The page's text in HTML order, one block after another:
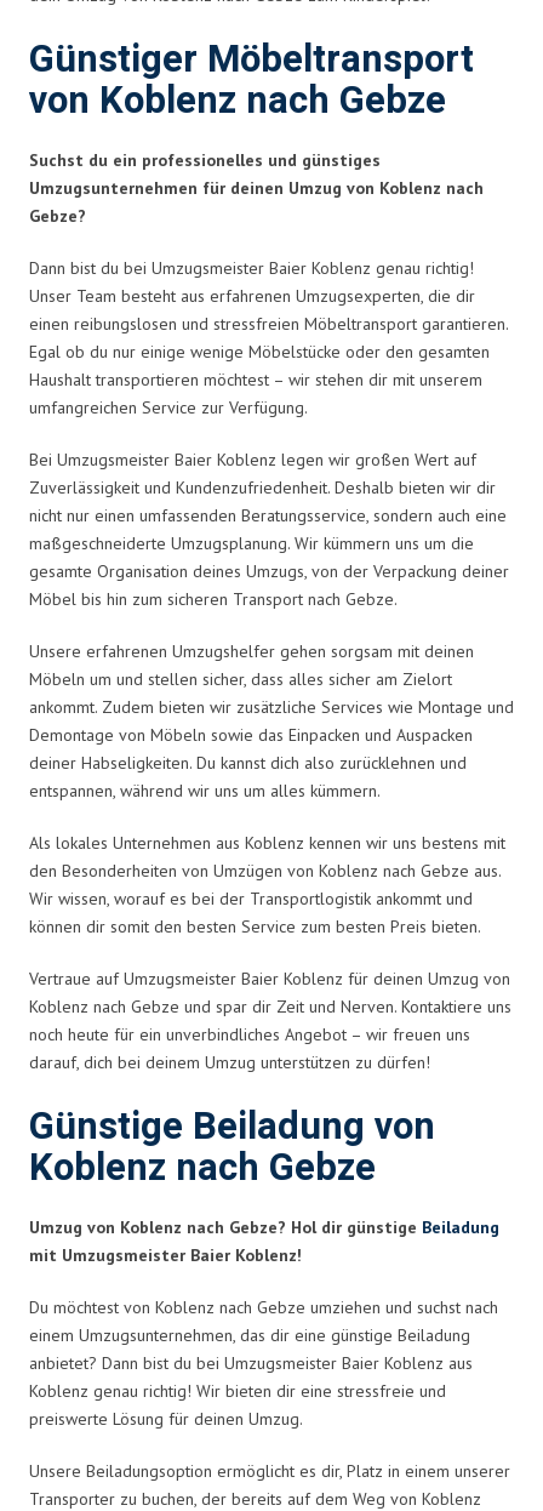
Günstiger Möbeltransport
von Koblenz nach Gebze
Suchst du ein professionelles und günstiges
Umzugsunternehmen für deinen Umzug von Koblenz nach
Gebze?
Dann bist du bei Umzugsmeister Baier Koblenz genau richtig!
Unser Team besteht aus erfahrenen Umzugsexperten, die dir
einen reibungslosen und stressfreien Möbeltransport garantieren.
Egal ob du nur einige wenige Möbelstücke oder den gesamten
Haushalt transportieren möchtest – wir stehen dir mit unserem
umfangreichen Service zur Verfügung.
Bei Umzugsmeister Baier Koblenz legen wir großen Wert auf
Zuverlässigkeit und Kundenzufriedenheit. Deshalb bieten wir dir
nicht nur einen umfassenden Beratungsservice, sondern auch eine
maßgeschneiderte Umzugsplanung. Wir kümmern uns um die
gesamte Organisation deines Umzugs, von der Verpackung deiner
Möbel bis hin zum sicheren Transport nach Gebze.
Unsere erfahrenen Umzugshelfer gehen sorgsam mit deinen
Möbeln um und stellen sicher, dass alles sicher am Zielort
ankommt. Zudem bieten wir zusätzliche Services wie Montage und
Demontage von Möbeln sowie das Einpacken und Auspacken
deiner Habseligkeiten. Du kannst dich also zurücklehnen und
entspannen, während wir uns um alles kümmern.
Als lokales Unternehmen aus Koblenz kennen wir uns bestens mit
den Besonderheiten von Umzügen von Koblenz nach Gebze aus.
Wir wissen, worauf es bei der Transportlogistik ankommt und
können dir somit den besten Service zum besten Preis bieten.
Vertraue auf Umzugsmeister Baier Koblenz für deinen Umzug von
Koblenz nach Gebze und spar dir Zeit und Nerven. Kontaktiere uns
noch heute für ein unverbindliches Angebot – wir freuen uns
darauf, dich bei deinem Umzug unterstützen zu dürfen!
Günstige Beiladung von
Koblenz nach Gebze
Umzug von Koblenz nach Gebze? Hol dir günstige Beiladung
mit Umzugsmeister Baier Koblenz!
Du möchtest von Koblenz nach Gebze umziehen und suchst nach
einem Umzugsunternehmen, das dir eine günstige Beiladung
anbietet? Dann bist du bei Umzugsmeister Baier Koblenz aus
Koblenz genau richtig! Wir bieten dir eine stressfreie und
preiswerte Lösung für deinen Umzug.
Unsere Beiladungsoption ermöglicht es dir, Platz in einem unserer
Transporter zu buchen, der bereits auf dem Weg von Koblenz